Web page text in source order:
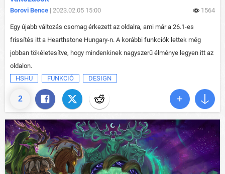
2
Borovi Bence | 2023.02.05 15:00 1564
Egy újabb változás csomag érkezett az oldalra, ami már a 26.1-es
frissítés itt a Hearthstone Hungary-n. A korábbi funkciók lettek még
jobban tökéletesítve, hogy mindenkinek nagyszerű élménye legyen itt az
oldalon.
HSHU
FUNKCIÓ DESIGN